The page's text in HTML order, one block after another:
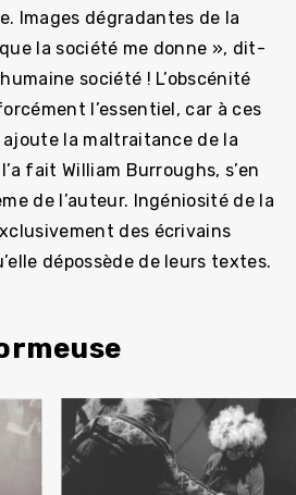
Images dégradantes de la
la société me donne », dit-
société ! L’obscénité
l’essentiel, car à ces
ajoute la maltraitance de la
fait William Burroughs, s’en
de l’auteur. Ingéniosité de la
des écrivains
dépossède de leurs textes.